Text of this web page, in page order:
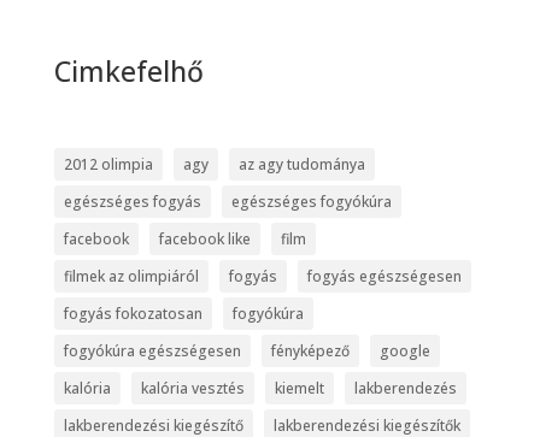
Cimkefelhő
2012 olimpia agy
az agy tudománya
egészséges fogyás
egészséges fogyókúra
facebook
facebook like
film
filmek az olimpiáról
fogyás
fogyás egészségesen
fogyás fokozatosan
fogyókúra
fogyókúra egészségesen
fényképező
google
kalória
kalória vesztés kiemelt
lakberendezés
lakberendezési kiegészítő
lakberendezési kiegészítők